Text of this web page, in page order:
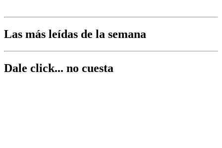
Las más leídas de la semana
Dale click... no cuesta